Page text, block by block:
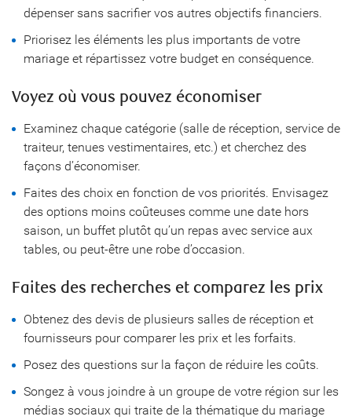
dépenser sans sacrifier vos autres objectifs financiers.
Priorisez les éléments les plus importants de votre
mariage et répartissez votre budget en conséquence.
Voyez où vous pouvez économiser
Examinez chaque catégorie (salle de réception, service de
traiteur, tenues vestimentaires, etc.) et cherchez des
façons d’économiser.
Faites des choix en fonction de vos priorités. Envisagez
des options moins coûteuses comme une date hors
saison, un buffet plutôt qu’un repas avec service aux
tables, ou peut-être une robe d’occasion.
Faites des recherches et comparez les prix
Obtenez des devis de plusieurs salles de réception et
fournisseurs pour comparer les prix et les forfaits.
Posez des questions sur la façon de réduire les coûts.
Songez à vous joindre à un groupe de votre région sur les
médias sociaux qui traite de la thématique du mariage